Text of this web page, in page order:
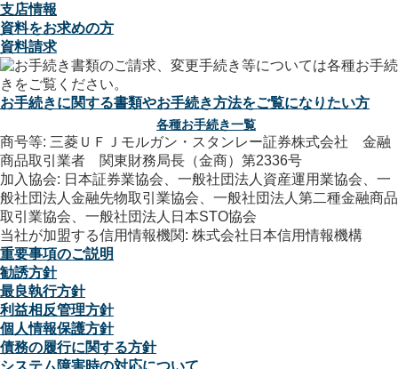
支店情報
資料をお求めの方
資料請求
お手続きに関する書類やお手続き方法をご覧になりたい方
各種お手続き一覧
商号等: 三菱ＵＦＪモルガン・スタンレー証券株式会社 金融
商品取引業者 関東財務局長（金商）第2336号
加入協会: 日本証券業協会、一般社団法人資産運用業協会、一
般社団法人金融先物取引業協会、一般社団法人第二種金融商品
取引業協会、一般社団法人日本STO協会
当社が加盟する信用情報機関: 株式会社日本信用情報機構
重要事項のご説明
勧誘方針
最良執行方針
利益相反管理方針
個人情報保護方針
債務の履行に関する方針